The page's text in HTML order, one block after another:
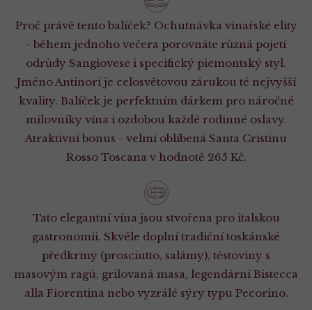
Proč právě tento balíček? Ochutnávka vinařské elity
- během jednoho večera porovnáte různá pojetí
odrůdy Sangiovese i specifický piemontský styl.
Jméno Antinori je celosvětovou zárukou té nejvyšší
kvality. Balíček je perfektním dárkem pro náročné
milovníky vína i ozdobou každé rodinné oslavy.
Atraktivní bonus - velmi oblíbená Santa Cristinu
Rosso Toscana v hodnotě 265 Kč.
Tato elegantní vína jsou stvořena pro italskou
gastronomii. Skvěle doplní tradiční toskánské
předkrmy (prosciutto, salámy), těstoviny s
masovým ragú, grilovaná masa, legendární Bistecca
alla Fiorentina nebo vyzrálé sýry typu Pecorino.